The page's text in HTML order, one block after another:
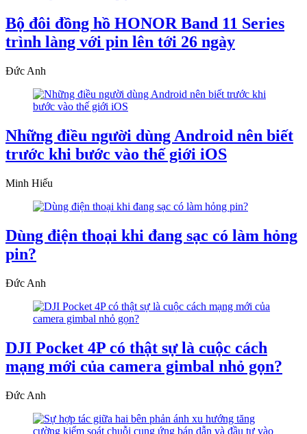
Bộ đôi đồng hồ HONOR Band 11 Series
trình làng với pin lên tới 26 ngày
Đức Anh
Những điều người dùng Android nên biết
trước khi bước vào thế giới iOS
Minh Hiếu
Dùng điện thoại khi đang sạc có làm hỏng
pin?
Đức Anh
DJI Pocket 4P có thật sự là cuộc cách
mạng mới của camera gimbal nhỏ gọn?
Đức Anh